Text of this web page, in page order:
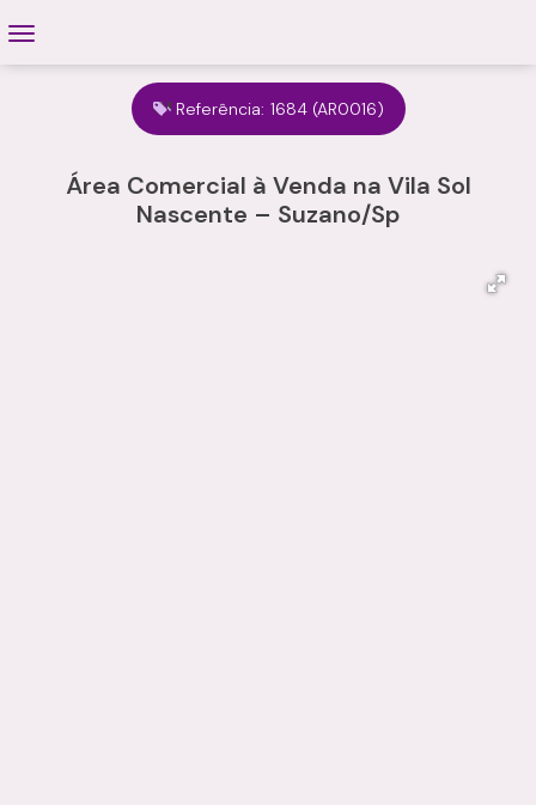
Referência: 1684 (AR0016)
Área Comercial à Venda na Vila Sol
Nascente – Suzano/Sp